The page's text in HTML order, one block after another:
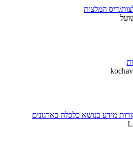
דיס המלצות
מידע בנושא כלכלה בארגונים